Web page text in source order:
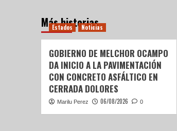
Más historias
Estados Noticias
GOBIERNO DE MELCHOR OCAMPO
DA INICIO A LA PAVIMENTACIÓN
CON CONCRETO ASFÁLTICO EN
CERRADA DOLORES
Marilu Perez 06/08/2026 0